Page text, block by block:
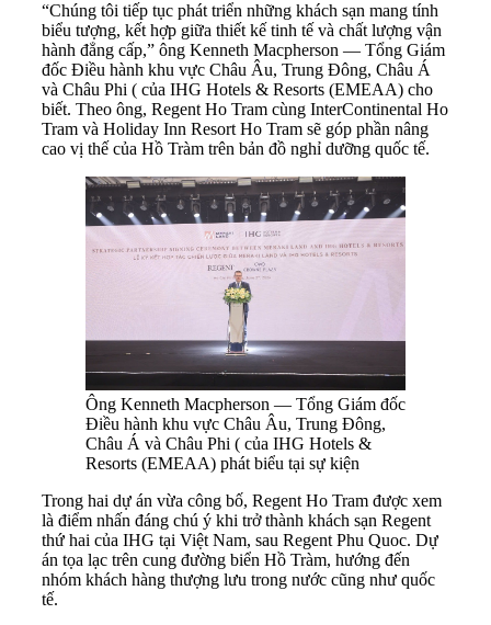
“Chúng tôi tiếp tục phát triển những khách sạn mang tính
biểu tượng, kết hợp giữa thiết kế tinh tế và chất lượng vận
hành đẳng cấp,” ông Kenneth Macpherson — Tổng Giám
đốc Điều hành khu vực Châu Âu, Trung Đông, Châu Á
và Châu Phi ( của IHG Hotels & Resorts (EMEAA) cho
biết. Theo ông, Regent Ho Tram cùng InterContinental Ho
Tram và Holiday Inn Resort Ho Tram sẽ góp phần nâng
cao vị thế của Hồ Tràm trên bản đồ nghỉ dưỡng quốc tế.
Ông Kenneth Macpherson — Tổng Giám đốc
Điều hành khu vực Châu Âu, Trung Đông,
Châu Á và Châu Phi ( của IHG Hotels &
Resorts (EMEAA) phát biểu tại sự kiện
Trong hai dự án vừa công bố, Regent Ho Tram được xem
là điểm nhấn đáng chú ý khi trở thành khách sạn Regent
thứ hai của IHG tại Việt Nam, sau Regent Phu Quoc. Dự
án tọa lạc trên cung đường biển Hồ Tràm, hướng đến
nhóm khách hàng thượng lưu trong nước cũng như quốc
tế.